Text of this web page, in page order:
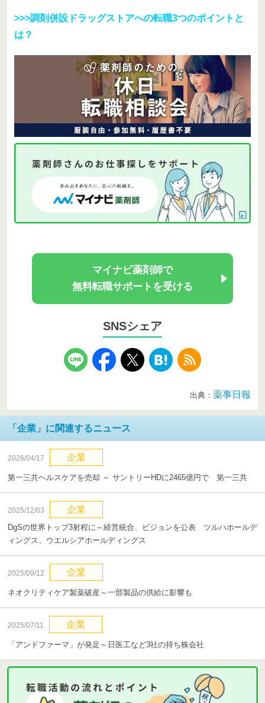
>>>調剤併設ドラッグストアへの転職3つのポイントと
は？
マイナビ薬剤師で
無料転職サポートを受ける
SNSシェア
出典： 薬事日報
「企業」に関連するニュース
2026/04/17 企業
第一三共ヘルスケアを売却 ～ サントリーHDに2465億円で 第一三共
2025/12/03 企業
DgSの世界トップ3射程に～経営統合、ビジョンを公表 ツルハホールデ
ィングス、ウエルシアホールディングス
2025/09/12 企業
ネオクリティケア製薬破産～一部製品の供給に影響も
2025/07/11 企業
「アンドファーマ」が発足～日医工など3社の持ち株会社